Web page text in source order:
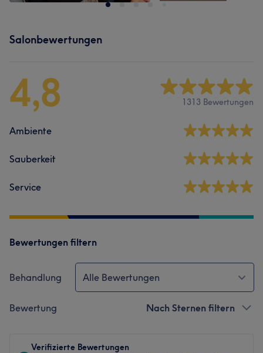
Salonbewertungen
4,8 1313 Bewertungen
Ambiente
Sauberkeit
Service
Bewertungen filtern
Behandlung Alle Bewertungen
Bewertung Nach Sternen filtern
Verifizierte Bewertungen